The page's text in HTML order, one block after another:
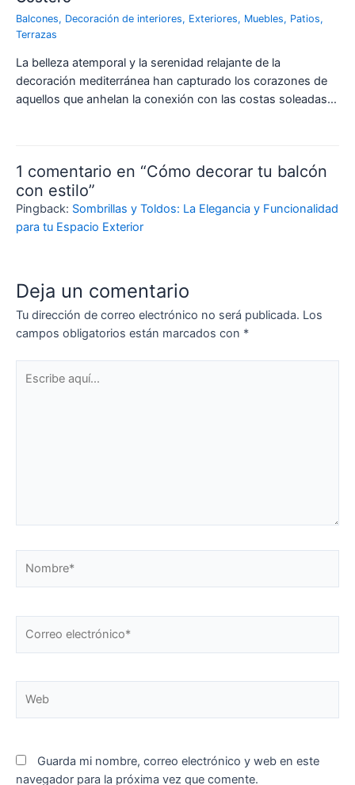
Balcones, Decoración de interiores, Exteriores, Muebles, Patios,
Terrazas
La belleza atemporal y la serenidad relajante de la
decoración mediterránea han capturado los corazones de
aquellos que anhelan la conexión con las costas soleadas…
1 comentario en “Cómo decorar tu balcón
con estilo”
Pingback: Sombrillas y Toldos: La Elegancia y Funcionalidad
para tu Espacio Exterior
Deja un comentario
Tu dirección de correo electrónico no será publicada. Los
campos obligatorios están marcados con *
aquí...
electrónico*
Guarda mi nombre, correo electrónico y web en este
navegador para la próxima vez que comente.